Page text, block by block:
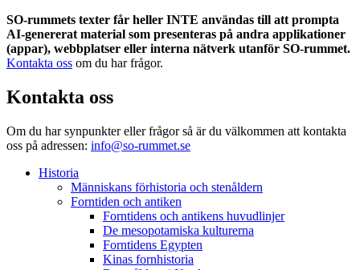
SO-rummets texter får heller INTE användas till att prompta
AI-genererat material som presenteras på andra applikationer
(appar), webbplatser eller interna nätverk utanför SO-rummet.
Kontakta oss om du har frågor.
Kontakta oss
Om du har synpunkter eller frågor så är du välkommen att kontakta
oss på adressen: info@so-rummet.se
Historia
Människans förhistoria och stenåldern
Forntiden och antiken
Forntidens och antikens huvudlinjer
De mesopotamiska kulturerna
Forntidens Egypten
Kinas fornhistoria